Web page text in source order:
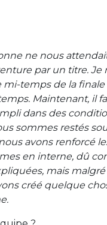
ne nous
par un titre. Je
temps de la finale
Maintenant, il
dans des
sommes restés
avons renforcé
en interne, dû
mais malgré
créé quelque